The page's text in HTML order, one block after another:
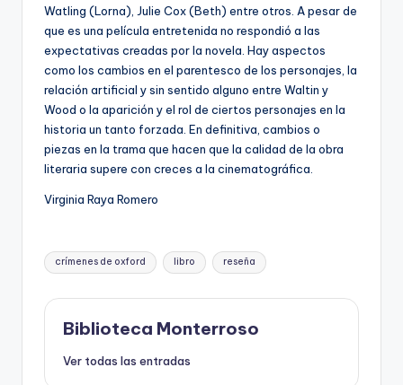
Watling (Lorna), Julie Cox (Beth) entre otros. A pesar de
que es una película entretenida no respondió a las
expectativas creadas por la novela. Hay aspectos
como los cambios en el parentesco de los personajes, la
relación artificial y sin sentido alguno entre Waltin y
Wood o la aparición y el rol de ciertos personajes en la
historia un tanto forzada. En definitiva, cambios o
piezas en la trama que hacen que la calidad de la obra
literaria supere con creces a la cinematográfica.
Virginia Raya Romero
Etiquetas:
crímenes de oxford libro reseña
Biblioteca Monterroso
Ver todas las entradas